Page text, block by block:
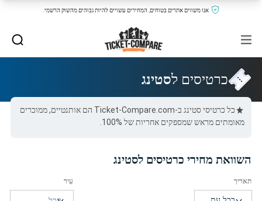
אנו משווים אתרים בטוחים, המחירים עשויים להיות גבוהים מהשוק הרשמי.
כרטיסים לסטינג
כל כרטיסי סטינג ב-Ticket-Compare.com הם אותנטיים, ממוכרים
מאומתים מראש שמספקים אחריות של 100%.
השוואת מחירי כרטיסים לסטינג